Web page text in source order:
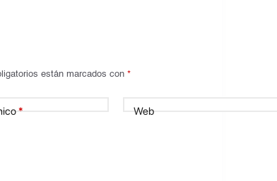
están marcados con *
* Web